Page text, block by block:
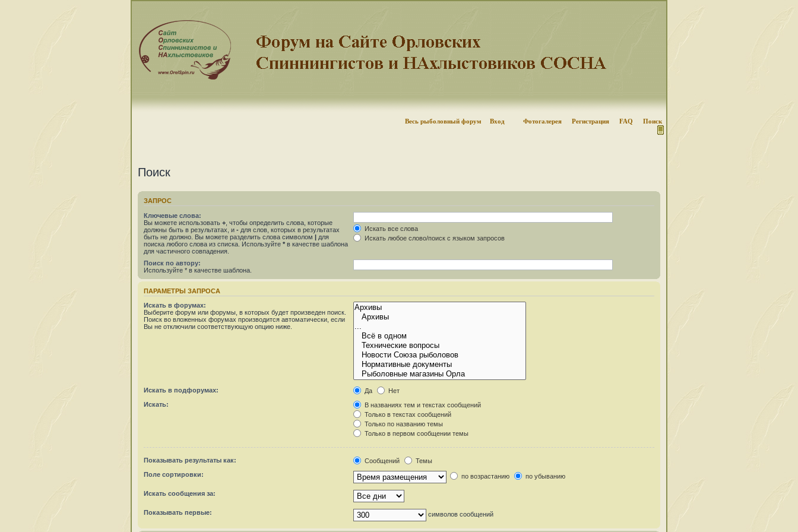
Весь рыболовный форум Вход Фотогалерея Регистрация FAQ Поиск
Поиск
ЗАПРОС
Ключевые слова:
Вы можете использовать + , чтобы определить слова, которые
должны быть в результатах, и - для слов, которых в результатах
быть не должно. Вы можете разделить слова символом | для
поиска любого слова из списка. Используйте * в качестве шаблона
для частичного совпадения.
Искать все слова
Искать любое слово/поиск с языком запросов
Поиск по автору:
Используйте * в качестве шаблона.
ПАРАМЕТРЫ ЗАПРОСА
Искать в форумах:
Выберите форум или форумы, в которых будет произведен поиск.
Поиск во вложенных форумах производится автоматически, если
Вы не отключили соответствующую опцию ниже.
Искать в подфорумах: Да
Нет
Искать:
В названиях тем и текстах сообщений
Только в текстах сообщений
Только по названию темы
Только в первом сообщении темы
Показывать результаты как: Сообщений
Темы
Поле сортировки:
по возрастанию по убыванию
Искать сообщения за:
Показывать первые: символов сообщений